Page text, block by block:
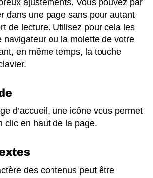
ajustements. Vous pouvez par
dans une page sans pour autant
de lecture. Utilisez pour cela les
navigateur ou la molette de votre
en même temps, la touche
d’accueil, une icône vous permet
clic en haut de la page.
des contenus peut être